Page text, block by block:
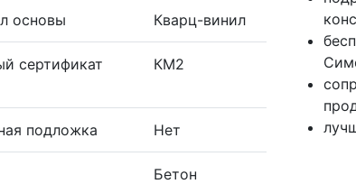
основы Кварц-винил
сертификат
КМ2
подложка Нет
Бетон